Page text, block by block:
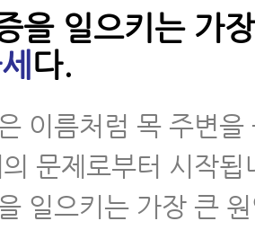
렸을 때 혼자서 할 수
, 승모근 어깨통증, 근
재발하는 이유와 해
을 일으키는 가
다.
이름처럼 목 주변을
문제로부터 시작됩
일으키는 가장 큰